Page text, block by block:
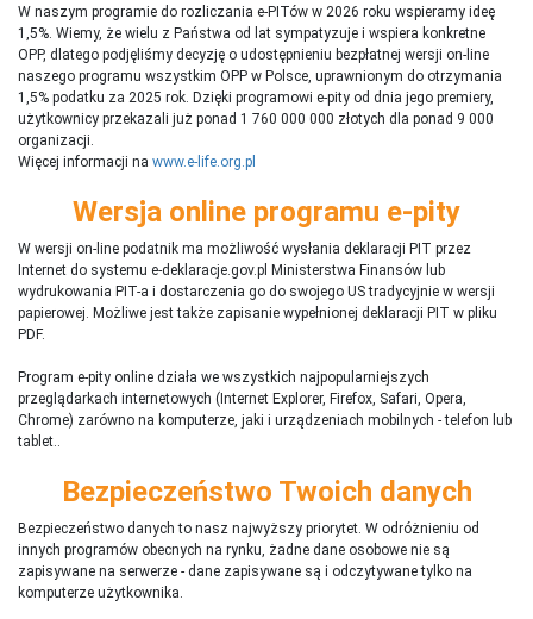
W naszym programie do rozliczania e-PITów w 2026 roku wspieramy ideę
1,5%. Wiemy, że wielu z Państwa od lat sympatyzuje i wspiera konkretne
OPP, dlatego podjęliśmy decyzję o udostępnieniu bezpłatnej wersji on-line
naszego programu wszystkim OPP w Polsce, uprawnionym do otrzymania
1,5% podatku za 2025 rok. Dzięki programowi e-pity od dnia jego premiery,
użytkownicy przekazali już ponad 1 760 000 000 złotych dla ponad 9 000
organizacji.
Więcej informacji na www.e-life.org.pl
Wersja online programu e-pity
W wersji on-line podatnik ma możliwość wysłania deklaracji PIT przez
Internet do systemu e-deklaracje.gov.pl Ministerstwa Finansów lub
wydrukowania PIT-a i dostarczenia go do swojego US tradycyjnie w wersji
papierowej. Możliwe jest także zapisanie wypełnionej deklaracji PIT w pliku
PDF.
Program e-pity online działa we wszystkich najpopularniejszych
przeglądarkach internetowych (Internet Explorer, Firefox, Safari, Opera,
Chrome) zarówno na komputerze, jaki i urządzeniach mobilnych - telefon lub
tablet..
Bezpieczeństwo Twoich danych
Bezpieczeństwo danych to nasz najwyższy priorytet. W odróżnieniu od
innych programów obecnych na rynku, żadne dane osobowe nie są
zapisywane na serwerze - dane zapisywane są i odczytywane tylko na
komputerze użytkownika.